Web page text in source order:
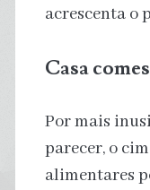
acrescenta o
Casa
Por mais
parecer, o
alimentares